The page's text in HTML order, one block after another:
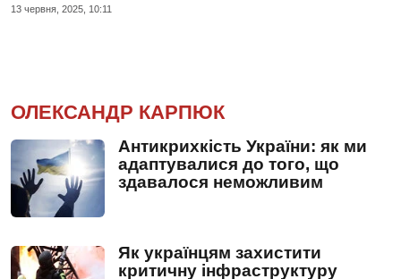
13 червня, 2025, 10:11
ОЛЕКСАНДР КАРПЮК
Антикрихкість України: як ми
адаптувалися до того, що
здавалося неможливим
Як українцям захистити
критичну інфраструктуру